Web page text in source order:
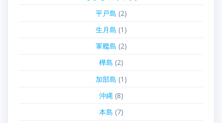
平戸島 (2)
生月島 (1)
軍艦島 (2)
樺島 (2)
加部島 (1)
沖縄(8)
本島 (7)